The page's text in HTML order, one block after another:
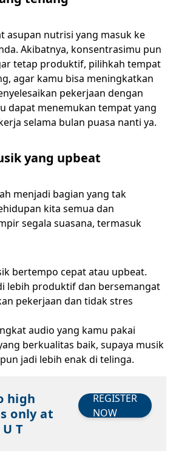
asupan nutrisi yang masuk ke
Akibatnya, konsentrasimu pun
tetap produktif, pilihkah tempat
agar kamu bisa meningkatkan
pekerjaan dengan
dapat menemukan tempat yang
selama bulan puasa nanti ya.
yang upbeat
menjadi bagian yang tak
kita semua dan
segala suasana, termasuk
bertempo cepat atau upbeat.
lebih produktif dan bersemangat
pekerjaan dan tidak stres
audio yang kamu pakai
berkualitas baik, supaya musik
jadi lebih enak di telinga.
high
only at
U T
REGISTER
NOW